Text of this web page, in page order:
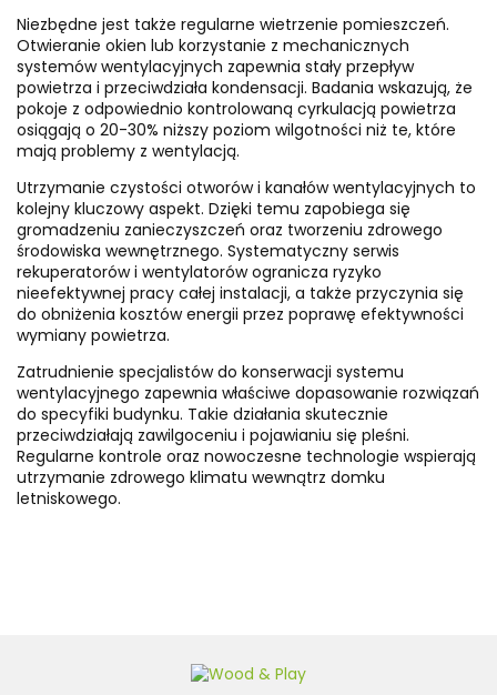
Niezbędne jest także regularne wietrzenie pomieszczeń.
Otwieranie okien lub korzystanie z mechanicznych
systemów wentylacyjnych zapewnia stały przepływ
powietrza i przeciwdziała kondensacji. Badania wskazują, że
pokoje z odpowiednio kontrolowaną cyrkulacją powietrza
osiągają o 20-30% niższy poziom wilgotności niż te, które
mają problemy z wentylacją.
Utrzymanie czystości otworów i kanałów wentylacyjnych to
kolejny kluczowy aspekt. Dzięki temu zapobiega się
gromadzeniu zanieczyszczeń oraz tworzeniu zdrowego
środowiska wewnętrznego. Systematyczny serwis
rekuperatorów i wentylatorów ogranicza ryzyko
nieefektywnej pracy całej instalacji, a także przyczynia się
do obniżenia kosztów energii przez poprawę efektywności
wymiany powietrza.
Zatrudnienie specjalistów do konserwacji systemu
wentylacyjnego zapewnia właściwe dopasowanie rozwiązań
do specyfiki budynku. Takie działania skutecznie
przeciwdziałają zawilgoceniu i pojawianiu się pleśni.
Regularne kontrole oraz nowoczesne technologie wspierają
utrzymanie zdrowego klimatu wewnątrz domku
letniskowego.